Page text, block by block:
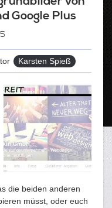
Google Plus
Karsten Spieß
die beiden anderen
müsst, oder euch